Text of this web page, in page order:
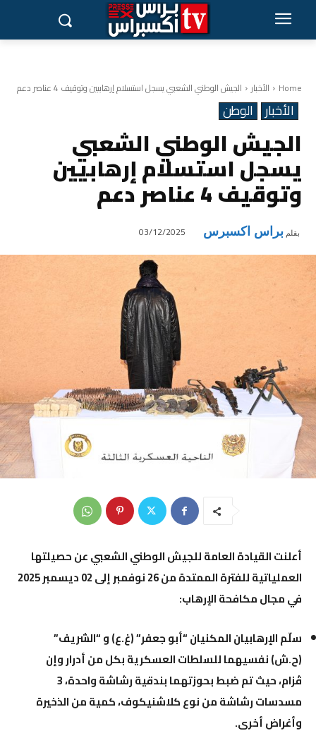
Home الأخبار الجيش الوطني الشعبي يسجل استسلام إرهابيين وتوقيف 4 عناصر دعم
الأخبار الوطن
الجيش الوطني الشعبي
يسجل استسلام إرهابيين
وتوقيف 4 عناصر دعم
بقلم براس اكسبرس 03/12/2025
أعلنت القيادة العامة للجيش الوطني الشعبي عن حصيلتها
العملياتية للفترة الممتدة من26 نوفمبر إلى 02 ديسمبر 2025
في مجالمكافحة الإرهاب:
سلّم الإرهابيان المكنيان“أبو جعفر” (غ.ع)و“الشريف”
(ح.ش)نفسيهما للسلطات العسكرية بكل من أدرار وإن
ڤزام، حيث تم ضبط بحوزتهما
بندقية رشاشة واحدة، 3
مسدسات رشاشة من نوع كلاشنيكوف، كمية من الذخيرة
وأغراض أخرى.